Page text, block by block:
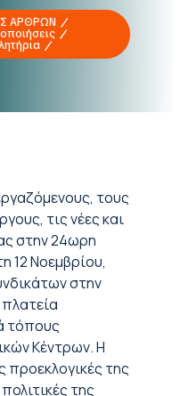
ΑΡΘΡΩΝ
τους
τις νέες και
στην 24ωρη
12 Νοεμβρίου,
στην
τόπους
Κέντρων. Η
προεκλογικές της
της